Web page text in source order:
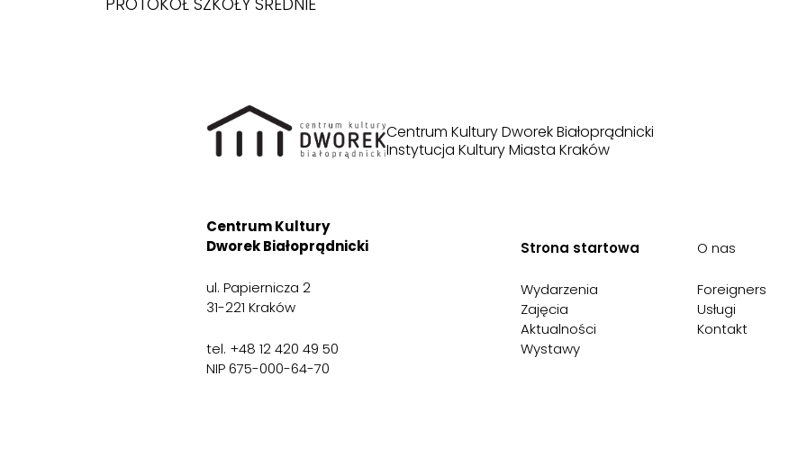
Centrum Kultury Dworek Białoprądnicki
Instytucja Kultury Miasta Kraków
Centrum Kultury
Dworek Białoprądnicki
ul. Papiernicza 2
31-221 Kraków
tel. +48 12 420 49 50
NIP 675-000-64-70
Strona startowa
Wydarzenia
Zajęcia
Aktualności
Wystawy
O nas
Foreigners
Usługi
Kontakt